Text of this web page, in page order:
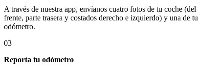
A través de nuestra app, envíanos cuatro fotos de tu coche (del
frente, parte trasera y costados derecho e izquierdo) y una de tu
odómetro.
03
Reporta tu odómetro